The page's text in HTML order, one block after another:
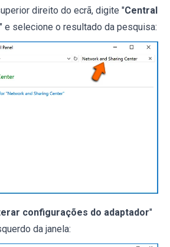
direito do ecrã, digite "Central
" e selecione o resultado da pesquisa:
configurações do adaptador"
da janela: